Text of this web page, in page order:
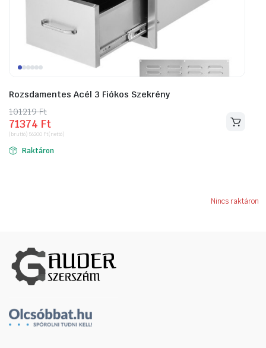
Rozsdamentes Acél 3 Fiókos Szekrény
101219Ft
Original
price
was:
101219 Ft.
71374 Ft
Current
price
is:
71374 Ft.
(bruttó) 56200 Ft(nettó)
Raktáron
Nincs raktáron